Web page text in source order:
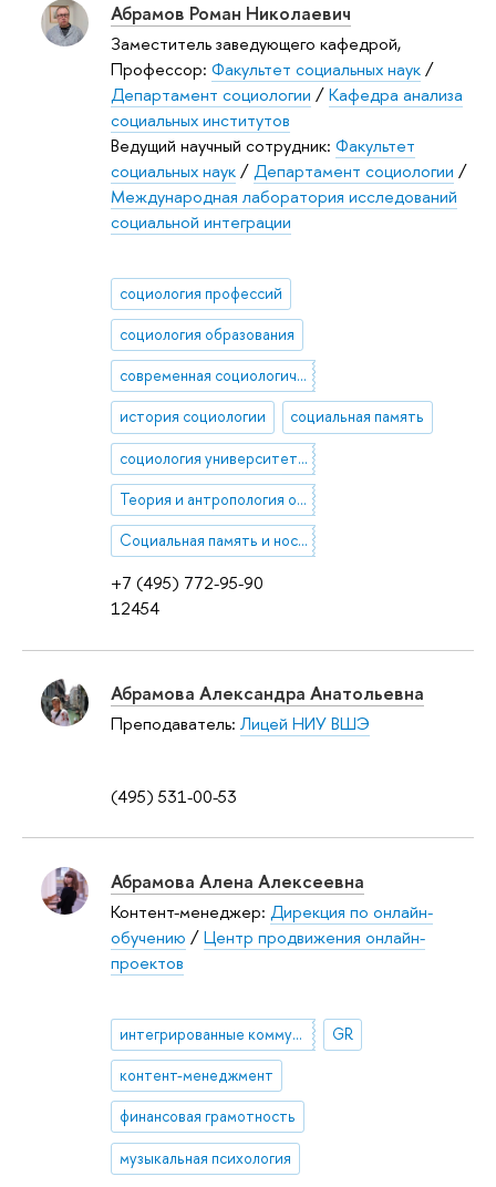
+7 (495) 772-95-90
12454
Абрамов Роман Николаевич
Заместитель заведующего кафедрой,
Профессор: Факультет социальных наук/
Департамент социологии /Кафедра анализа
социальных институтов
Ведущий научный сотрудник: Факультет
социальных наук/Департамент социологии /
Международная лаборатория исследований
социальной интеграции
социология профессий
социология образования
современная социологическая теория
история социологии социальная память
социология университетов
Теория и антропология организаций
Социальная память и ностальгия
(495) 531-00-53
Абрамова Александра Анатольевна
Преподаватель: Лицей НИУ ВШЭ
Абрамова Алена Алексеевна
Контент-менеджер: Дирекция по онлайн-
обучению /Центр продвижения онлайн-
проектов
интегрированные коммуникации GR
контент-менеджмент
финансовая грамотность
музыкальная психология